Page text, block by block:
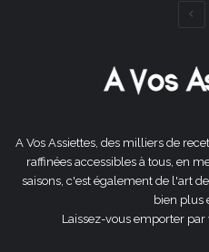
A Vos Assiettes, des milliers de
raffinées accessibles à tous, en
saisons, c'est également de l'art
bien plus
Laissez-vous emporter par